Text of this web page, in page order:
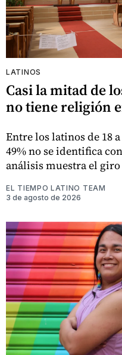
LATINOS
Casi la mitad de
no tiene religión
Entre los latinos de 18
49% no se identifica
análisis muestra el
EL TIEMPO LATINO TEAM
3 de agosto de 2026